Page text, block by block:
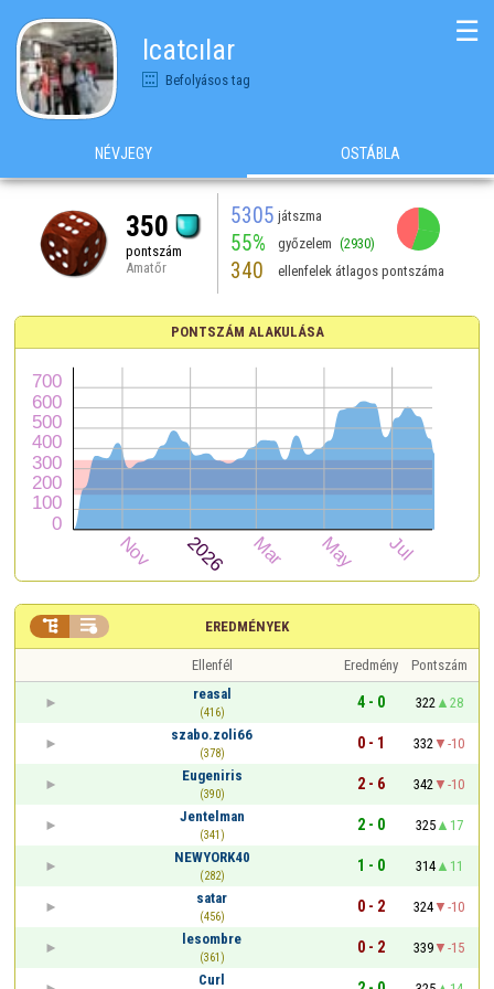
Icatcılar
Befolyásos tag
☰
NÉVJEGY OSTÁBLA
350
pontszám
Amatőr
5305 játszma
55% győzelem (2930)
340 ellenfelek átlagos pontszáma
PONTSZÁM ALAKULÁSA
EREDMÉNYEK
 
Ellenfél Eredmény
Pontszám
reasal
(416)
4 - 0 322
28
szabo.zoli66
(378)
0 - 1 332
-10
Eugeniris
(390)
2 - 6 342
-10
Jentelman
(341)
2 - 0 325
17
NEWYORK40
(282)
1 - 0 314
11
satar
(456)
0 - 2 324
-10
lesombre
(361)
0 - 2 339
-15
Curl